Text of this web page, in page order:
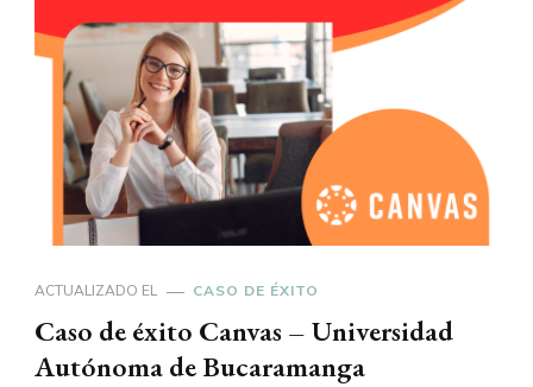
ACTUALIZADO EL CASO DE ÉXITO
Caso de éxito Canvas – Universidad
Autónoma de Bucaramanga